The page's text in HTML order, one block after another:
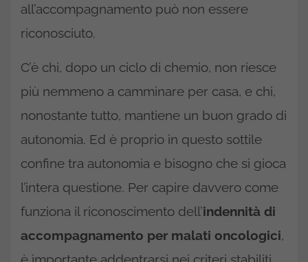
all’accompagnamento può non essere
riconosciuto.
C’è chi, dopo un ciclo di chemio, non riesce
più nemmeno a camminare per casa, e chi,
nonostante tutto, mantiene un buon grado di
autonomia. Ed è proprio in questo sottile
confine tra autonomia e bisogno che si gioca
l’intera questione. Per capire davvero come
funziona il riconoscimento dell’indennità di
accompagnamento per malati oncologici,